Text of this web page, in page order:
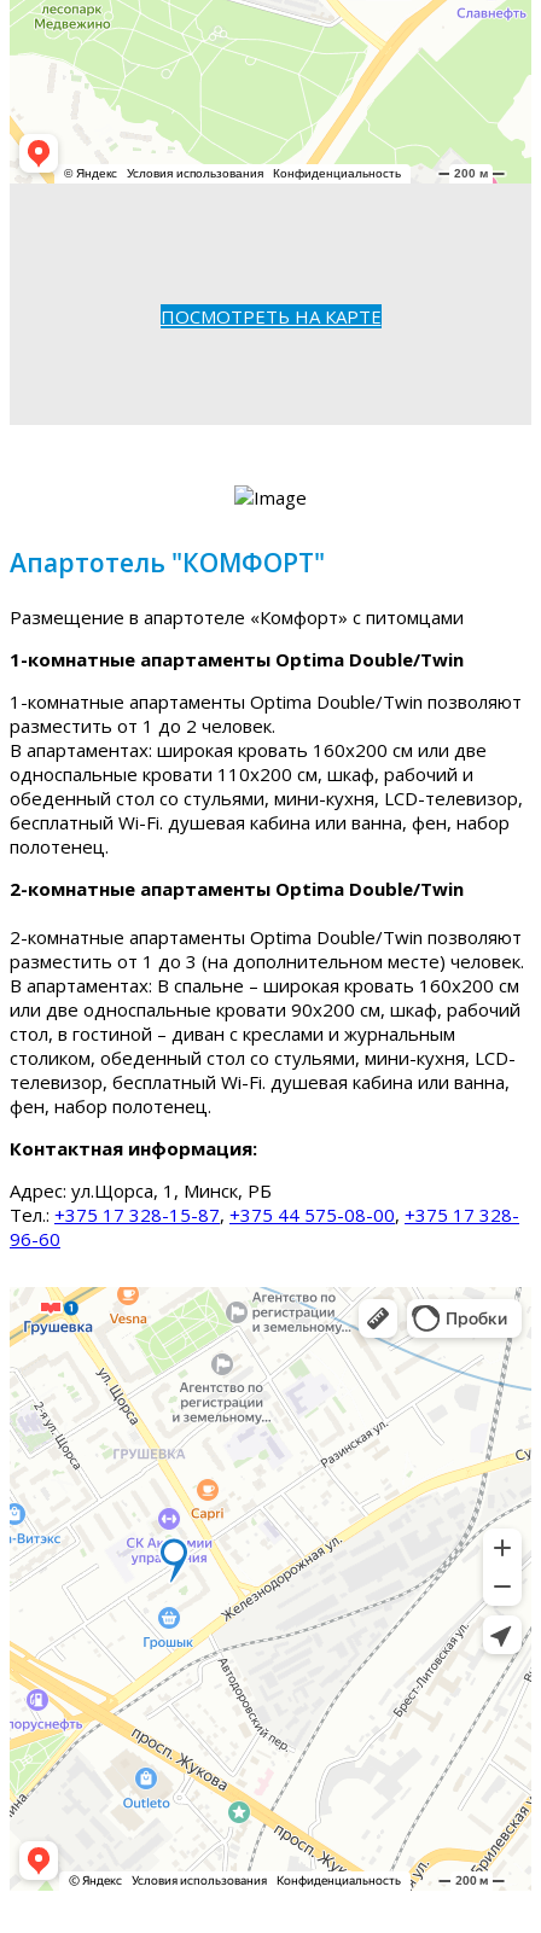
ПОСМОТРЕТЬ НА КАРТЕ
Апартотель "КОМФОРТ"
Размещение в апартотеле «Комфорт» с питомцами
1-комнатные апартаменты Optima Double/Twin
1-комнатные апартаменты Optima Double/Twin позволяют
разместить от 1 до 2 человек.
В апартаментах: широкая кровать 160х200 см или две
односпальные кровати 110х200 см, шкаф, рабочий и
обеденный стол со стульями, мини-кухня, LCD-телевизор,
бесплатный Wi-Fi. душевая кабина или ванна, фен, набор
полотенец.
2-комнатные апартаменты Optima Double/Twin
2-комнатные апартаменты Optima Double/Twin позволяют
разместить от 1 до 3 (на дополнительном месте) человек.
В апартаментах: В спальне – широкая кровать 160х200 см
или две односпальные кровати 90х200 см, шкаф, рабочий
стол, в гостиной – диван с креслами и журнальным
столиком, обеденный стол со стульями, мини-кухня, LCD-
телевизор, бесплатный Wi-Fi. душевая кабина или ванна,
фен, набор полотенец.
Контактная информация:
Адрес: ул.Щорса, 1, Минск, РБ
Тел.: +375 17 328-15-87, +375 44 575-08-00, +375 17 328-
96-60